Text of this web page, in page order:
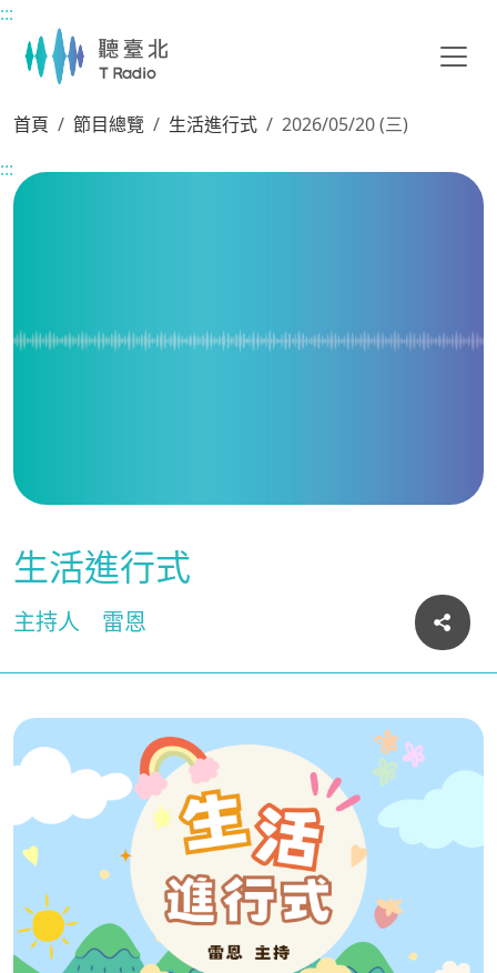
主要內容區塊
:::
首頁 節目總覽 生活進行式
2026/05/20 (三)
:::
生活進行式
主持人 雷恩